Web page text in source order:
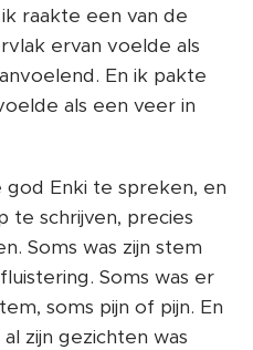
raakte een van de
ervan voelde als
En ik pakte
als een veer in
Enki te spreken, en
te schrijven, precies
Soms was zijn stem
Soms was er
soms pijn of pijn. En
zijn gezichten was